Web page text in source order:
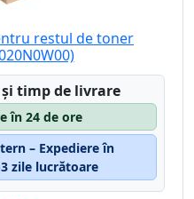
restul de toner
timp de livrare
în 24 de ore
– Expediere în
zile lucrătoare